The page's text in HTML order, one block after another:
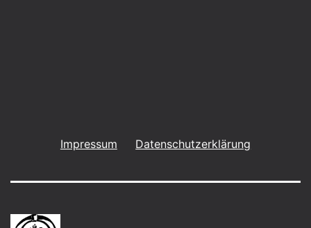
Impressum Datenschutzerklärung